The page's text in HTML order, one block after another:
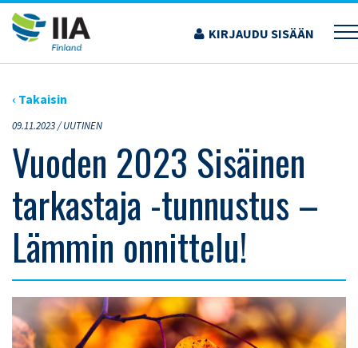
Siirry
sisältöön
KIRJAUDU SISÄÄN
›ARTIKKELIT›VUODEN 2023 SISÄINEN TARKASTAJA -TUNNUSTUS – LÄMMIN
ONNITTELU!
‹ Takaisin
09.11.2023 /UUTINEN
Vuoden 2023 Sisäinen
tarkastaja -tunnustus –
Lämmin onnittelu!